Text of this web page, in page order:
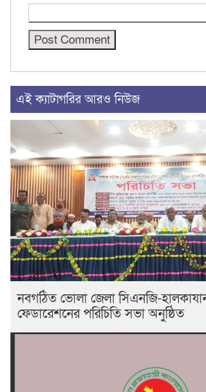
এই ক্যাটাগরির আরও নিউজ
নবগঠিত ভোলা জেলা সিএনজি-
ফেডারেশনের পরিচিতি সভা অনুষ্ঠিত